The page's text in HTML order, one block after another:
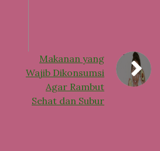
Makanan yang
Wajib Dikonsumsi
Agar Rambut
Sehat dan Subur